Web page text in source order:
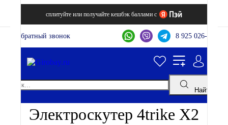
сплитуйте или получайте кешбэк баллами с
Обратный звонок 8 925 026-44-22
Найти
Электроскутер 4trike X2